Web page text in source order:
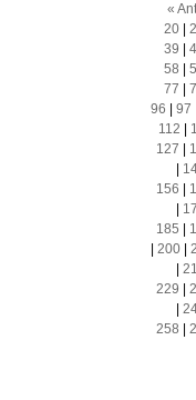
«
20|
39
58
77
96
97
112
127
156
185
200|
229
258